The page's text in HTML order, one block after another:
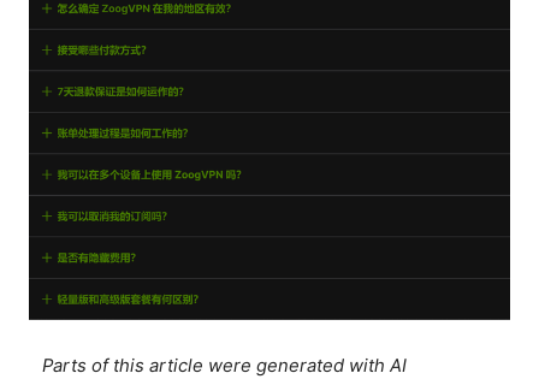
Parts of this article were generated with AI